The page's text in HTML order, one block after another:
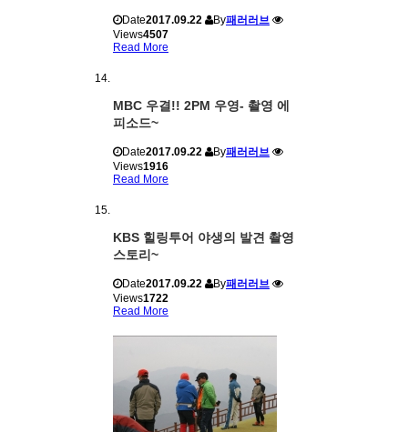
Date2017.09.22 By패러러브
Views4507
Read More
MBC 우결!! 2PM 우영- 촬영 에
피소드~
Date2017.09.22 By패러러브
Views1916
Read More
KBS 힐링투어 야생의 발견 촬영
스토리~
Date2017.09.22 By패러러브
Views1722
Read More